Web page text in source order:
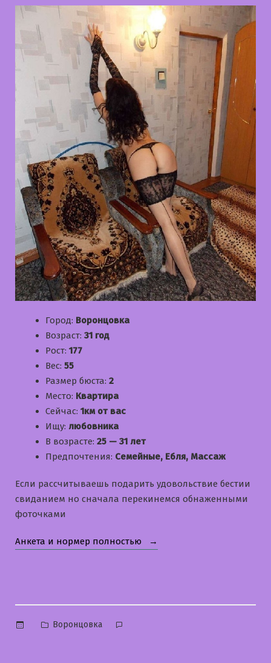
Город: Воронцовка
Возраст: 31 год
Рост: 177
Вес: 55
Размер бюста: 2
Место: Квартира
Сейчас: 1км от вас
Ищу: любовника
В возрасте: 25 — 31 лет
Предпочтения: Семейные, Ебля, Массаж
Если рассчитываешь подарить удовольствие бестии
свиданием но сначала перекинемся обнаженными
фоточками
Анкета и нормер полностью «Анастасия»
Опубликовано
Воронцовка